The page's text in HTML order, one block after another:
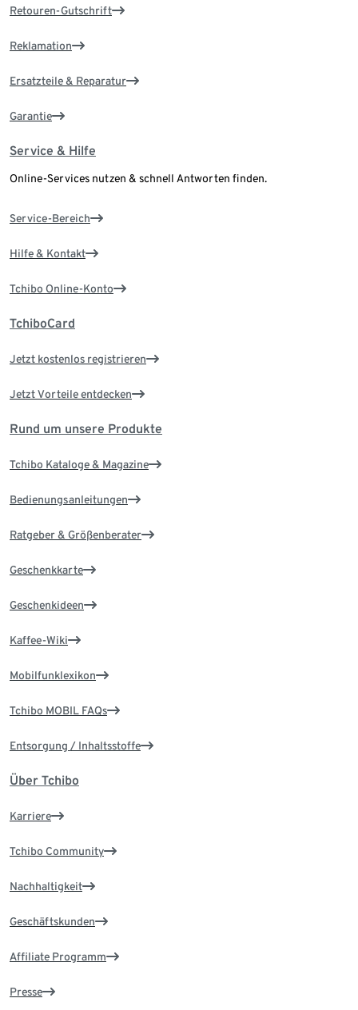
Retouren-Gutschrift
Reklamation
Ersatzteile & Reparatur
Garantie
Service & Hilfe
Online-Services nutzen & schnell Antworten finden.
Service-Bereich
Hilfe & Kontakt
Tchibo Online-Konto
TchiboCard
Jetzt kostenlos registrieren
Jetzt Vorteile entdecken
Rund um unsere Produkte
Tchibo Kataloge & Magazine
Bedienungsanleitungen
Ratgeber & Größenberater
Geschenkkarte
Geschenkideen
Kaffee-Wiki
Mobilfunklexikon
Tchibo MOBIL FAQs
Entsorgung / Inhaltsstoffe
Über Tchibo
Karriere
Tchibo Community
Nachhaltigkeit
Geschäftskunden
Affiliate Programm
Presse